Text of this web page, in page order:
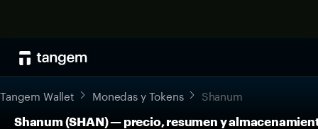
Tangem Wallet Monedas y Tokens Shanum
Shanum (SHAN) — precio, resumen y